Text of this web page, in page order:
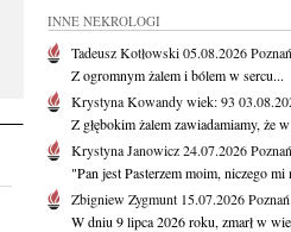
INNE NEKROLOGI
Tadeusz Kotłowski05.08.2026Poznań
Z ogromnym żalem i bólem w sercu...
Krystyna Kowandywiek: 93
Z głębokim żalem zawiadamiamy, że
Krystyna Janowicz24.07.2026Poznań
"Pan jest Pasterzem moim, niczego mi
Zbigniew Zygmunt 15.07.2026Poznań
W dniu 9 lipca 2026 roku, zmarł w